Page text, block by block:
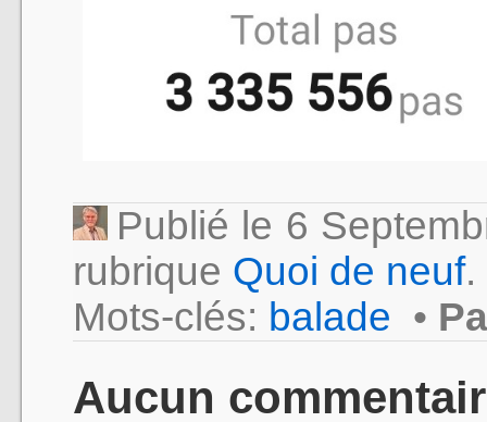
Publié le 6
rubrique Quoi de neuf.
Mots-clés: balade •
Aucun